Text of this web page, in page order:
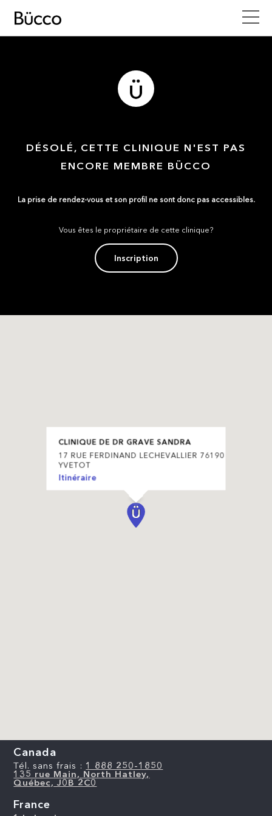
DÉSOLÉ, CETTE CLINIQUE N'EST PAS
ENCORE MEMBRE BÜCCO
La prise de rendez-vous et son profil ne sont donc pas accessibles.
Vous êtes le propriétaire de cette clinique?
Inscription
CLINIQUE DE DR GRAVE SANDRA
17 RUE FERDINAND LECHEVALLIER 76190
YVETOT
Itinéraire
Canada
Tél. sans frais : 1 888 250-1850
135 rue Main, North Hatley,
Québec, J0B 2C0
France